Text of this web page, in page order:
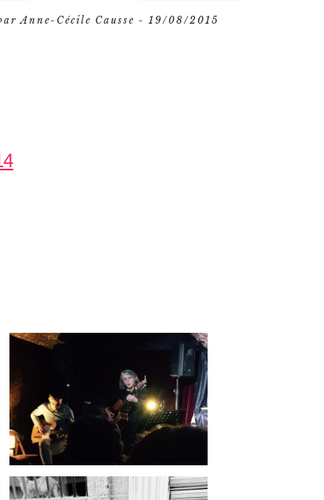
Anne-Cécile Causse - 19/08/2015
leur
est
doit
la